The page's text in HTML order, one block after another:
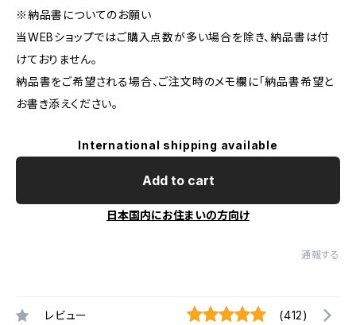
※納品書についてのお願い
当WEBショップではご購入点数が多い場合を除き、納品書は付
けておりません。
納品書をご希望される場合、ご注文時のメモ欄に｢納品書希望と
お書き添えください。
International shipping available
Add to cart
日本国内にお住まいの方向け
通報する
レビュー (412)